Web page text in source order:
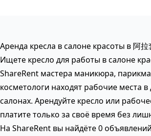
Аренда кресла в салоне красоты в 阿拉
Ищете кресло для работы в салоне
ShareRent мастера маникюра,
косметологи находят рабочие места
салонах. Арендуйте кресло или
платите только за своё время без
На ShareRent вы найдёте 0